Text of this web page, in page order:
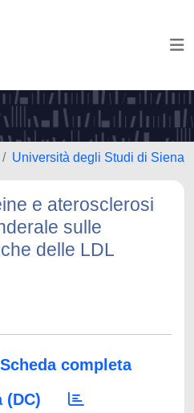
Università degli Studi di Siena
e aterosclerosi
sulle
delle LDL
Scheda completa
(DC)